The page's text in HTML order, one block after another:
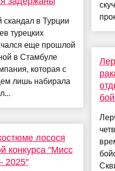
скандал в Турции
турецких
еще прошлой
в Стамбуле
которая с
лишь набирала
лосося
конкурса "Мисс
2025"